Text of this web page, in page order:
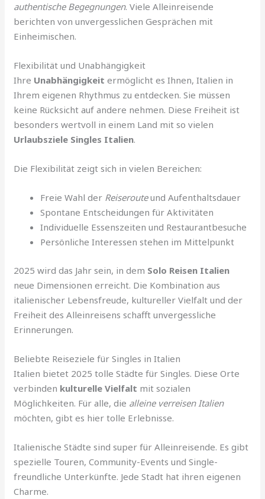
authentische Begegnungen. Viele Alleinreisende
berichten von unvergesslichen Gesprächen mit
Einheimischen.
Flexibilität und Unabhängigkeit
Ihre Unabhängigkeit ermöglicht es Ihnen, Italien in
Ihrem eigenen Rhythmus zu entdecken. Sie müssen
keine Rücksicht auf andere nehmen. Diese Freiheit ist
besonders wertvoll in einem Land mit so vielen
Urlaubsziele Singles Italien.
Die Flexibilität zeigt sich in vielen Bereichen:
Freie Wahl der Reiserouteund Aufenthaltsdauer
Spontane Entscheidungen für Aktivitäten
Individuelle Essenszeiten und Restaurantbesuche
Persönliche Interessen stehen im Mittelpunkt
2025 wird das Jahr sein, in dem Solo Reisen Italien
neue Dimensionen erreicht. Die Kombination aus
italienischer Lebensfreude, kultureller Vielfalt und der
Freiheit des Alleinreisens schafft unvergessliche
Erinnerungen.
Beliebte Reiseziele für Singles in Italien
Italien bietet 2025 tolle Städte für Singles. Diese Orte
verbinden kulturelle Vielfalt mit sozialen
Möglichkeiten. Für alle, die alleine verreisen Italien
möchten, gibt es hier tolle Erlebnisse.
Italienische Städte sind super für Alleinreisende. Es gibt
spezielle Touren, Community-Events und Single-
freundliche Unterkünfte. Jede Stadt hat ihren eigenen
Charme.